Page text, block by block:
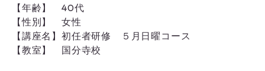
【年齢】
40代
【性別】
女性
【講座名】 初任者研修 ５月日曜コース
【教室】
国分寺校